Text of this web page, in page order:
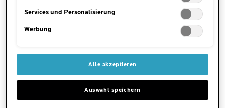
Nach der Reinigung des
HAUPTINHALTSSTOFFE
AUF EINEN BLICK
Services und Personalisierung
Werbung
Alle akzeptieren
Auswahl speichern